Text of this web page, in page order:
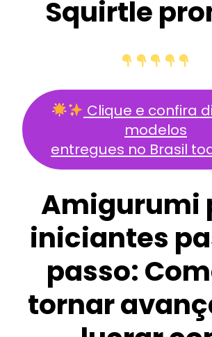
Squirtle
Clique e confira
modelos
entregues no Brasil
Amigurumi
iniciantes
passo:
tornar